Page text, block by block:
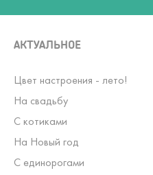
АКТУАЛЬНОЕ
Цвет настроения - лето!
На свадьбу
С котиками
На Новый год
С единорогами